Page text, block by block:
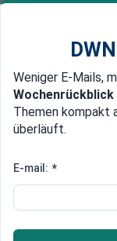
Newsticker
Edelmetalle
Angst vor Kapitalabzug
fürchtet
Weniger E-Mails,
Wochenrückblick
Themen kompakt
überläuft.
E-mail: *